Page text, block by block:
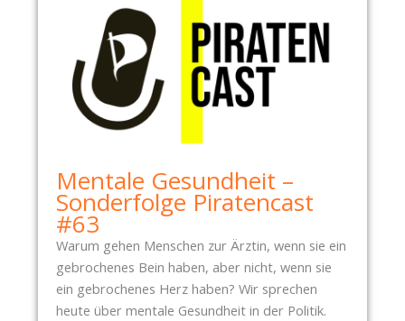
E
I
D
E
R
H
A
S
Mentale Gesundheit –
Sonderfolge Piratencast
#63
Warum gehen Menschen zur Ärztin, wenn sie ein
gebrochenes Bein haben, aber nicht, wenn sie
ein gebrochenes Herz haben? Wir sprechen
heute über mentale Gesundheit in der Politik.